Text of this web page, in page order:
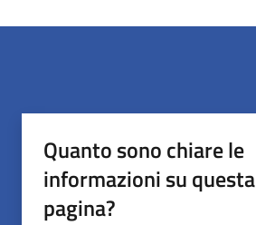
Quanto sono chiare le
informazioni su questa
pagina?